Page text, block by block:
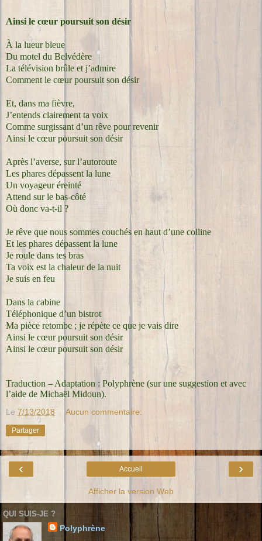
Ainsi le cœur poursuit son désir
À la lueur bleue
Du motel du Belvédère
La télévision brûle et j’admire
Comment le cœur poursuit son désir
Et, dans ma fièvre,
J’entends clairement ta voix
Comme surgissant d’un rêve pour revenir
Ainsi le cœur poursuit son désir
Après l’averse, sur l’autoroute
Les phares dépassent la lune
Un voyageur éreinté
Attend sur le bas-côté
Où donc va-t-il ?
Je rêve que nous sommes couchés en haut d’une colline
Et les phares dépassent la lune
Je roule dans tes bras
Ta voix est la chaleur de la nuit
Je suis en feu
Dans la cabine
Téléphonique d’un bistrot
Ma pièce retombe ; je répète ce que je vais dire
Ainsi le cœur poursuit son désir
Ainsi le cœur poursuit son désir
Traduction – Adaptation : Polyphrène (sur une suggestion et avec
l’aide de Michaël Midoun).
Le 7/13/2018 Aucun commentaire:
Partager
‹ ›
Accueil
Afficher la version Web
QUI SUIS-JE ?
Polyphrène